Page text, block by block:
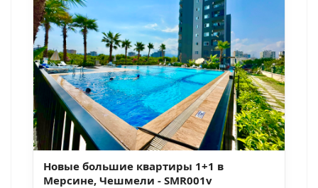
Новые большие квартиры 1+1 в
Мерсине, Чешмели - SMR001v